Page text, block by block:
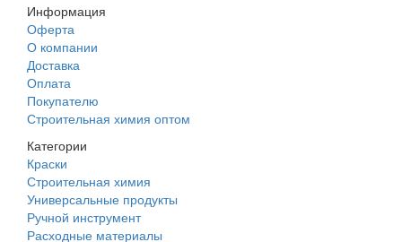
Информация
Оферта
О компании
Доставка
Оплата
Покупателю
Строительная химия оптом
Категории
Краски
Строительная химия
Универсальные продукты
Ручной инструмент
Расходные материалы